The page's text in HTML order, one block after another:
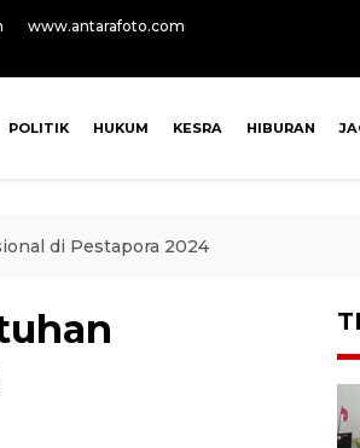
www.antarafoto.com
POLITIK HUKUM KESRA HIBURAN
di Pestapora 2024